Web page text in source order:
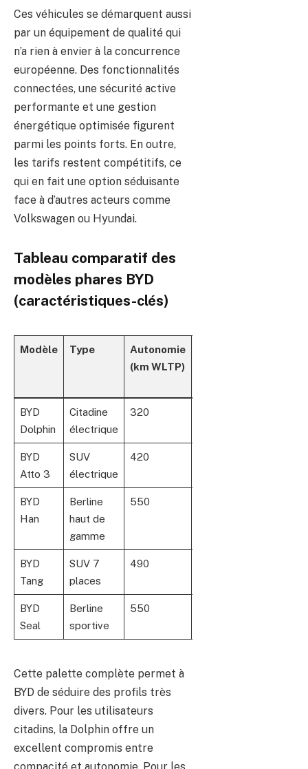
Ces véhicules se démarquent aussi
par un équipement de qualité qui
n’a rien à envier à la concurrence
européenne. Des fonctionnalités
connectées, une sécurité active
performante et une gestion
énergétique optimisée figurent
parmi les points forts. En outre,
les tarifs restent compétitifs, ce
qui en fait une option séduisante
face à d’autres acteurs comme
Volkswagen ou Hyundai.
Tableau comparatif des
modèles phares BYD
(caractéristiques-clés)
Modèle Type
Autonomie
(km WLTP)
BYD
Dolphin
Citadine
électrique
320
BYD
Atto 3
SUV
électrique
420
BYD
Han
Berline
haut de
gamme
550
BYD
Tang
SUV 7
places
490
BYD
Seal
Berline
sportive
550
Cette palette complète permet à
BYD de séduire des profils très
divers. Pour les utilisateurs
citadins, la Dolphin offre un
excellent compromis entre
compacité et autonomie. Pour les